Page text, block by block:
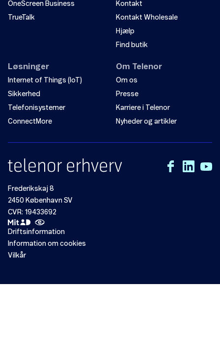
OneScreen Business
TrueTalk
Kontakt
Kontakt Wholesale
Hjælp
Find butik
Løsninger
Internet of Things (IoT)
Sikkerhed
Telefonisystemer
ConnectMore
Om Telenor
Om os
Presse
Karriere i Telenor
Nyheder og artikler
Frederikskaj 8
2450 København SV
CVR: 19433692
Driftsinformation
Information om cookies
Vilkår